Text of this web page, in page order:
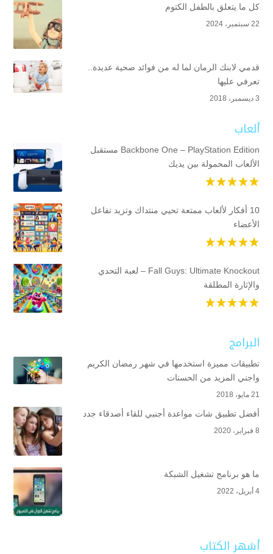
كل ما يتعلق بالطفل الكتوم
22 سبتمبر، 2024
قدمي لابنك الرمان لما له من فوائد صحية عديدة..
تعرفي عليها
3 ديسمبر، 2018
ألعاب
Backbone One – PlayStation Edition مستقبل
الألعاب المحمولة بين يديك
10 أفكار لألعاب ممتعة تحيي منتداك وتزيد تفاعل
الأعضاء
Fall Guys: Ultimate Knockout – لعبة التحدي
والإثارة المطلقة
البرامج
تطبيقات مميزة استخدمها في شهر رمضان الكريم
واجني المزيد من الحسنات
21 مايو، 2018
أفضل تطبيق شات مواعدة أجنبي للقاء أصدقاء جدد
8 فبراير، 2020
ما هو برنامج تشغيل الشبكة
4 أبريل، 2022
أشهر الكتاب